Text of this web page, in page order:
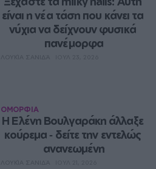
είναι η νέα τάση που κάνει τα
νύχια να δείχνουν φυσικά
πανέμορφα
ΟΜΟΡΦΙΑ
Η Ελένη Βουλγαράκη άλλαξε
κούρεμα ‑ δείτε την εντελώς
ανανεωμένη